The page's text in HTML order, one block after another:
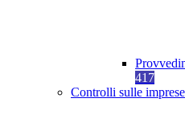
417
Controlli sulle imprese